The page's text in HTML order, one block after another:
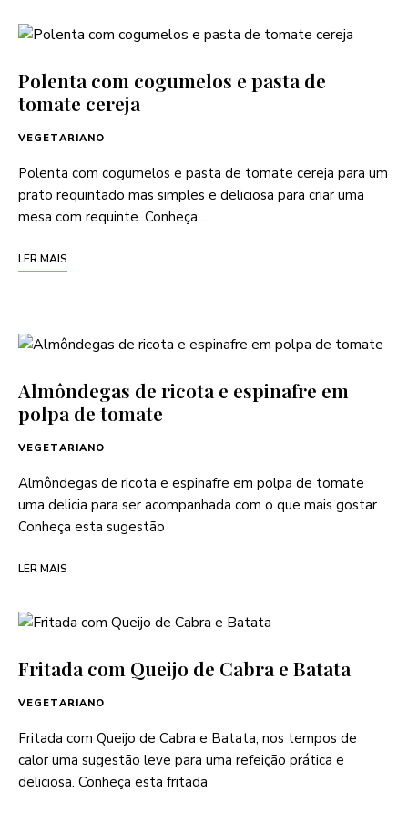
Polenta com cogumelos e pasta de
tomate cereja
VEGETARIANO
Polenta com cogumelos e pasta de tomate cereja para um
prato requintado mas simples e deliciosa para criar uma
mesa com requinte. Conheça…
LER MAIS
Almôndegas de ricota e espinafre em
polpa de tomate
VEGETARIANO
Almôndegas de ricota e espinafre em polpa de tomate
uma delicia para ser acompanhada com o que mais gostar.
Conheça esta sugestão
LER MAIS
Fritada com Queijo de Cabra e Batata
VEGETARIANO
Fritada com Queijo de Cabra e Batata, nos tempos de
calor uma sugestão leve para uma refeição prática e
deliciosa. Conheça esta fritada